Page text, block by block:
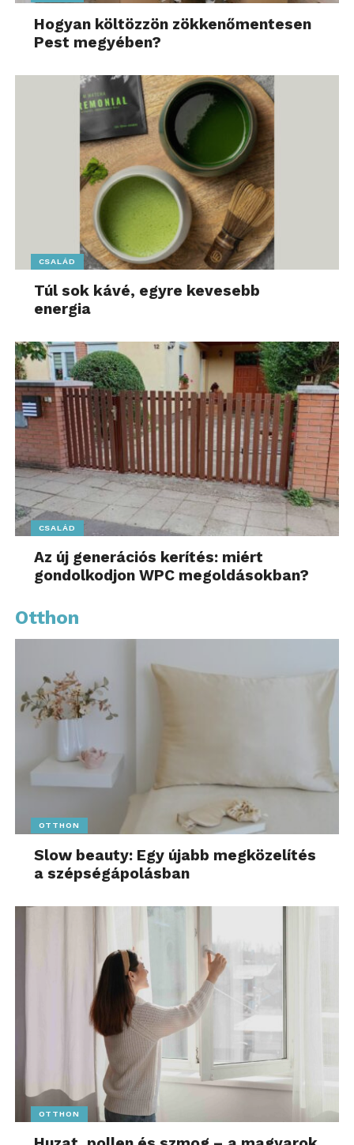
Hogyan költözzön zökkenőmentesen
Pest megyében?
CSALÁD
Túl sok kávé, egyre kevesebb
energia
CSALÁD
Az új generációs kerítés: miért
gondolkodjon WPC megoldásokban?
Otthon
OTTHON
Slow beauty: Egy újabb megközelítés
a szépségápolásban
OTTHON